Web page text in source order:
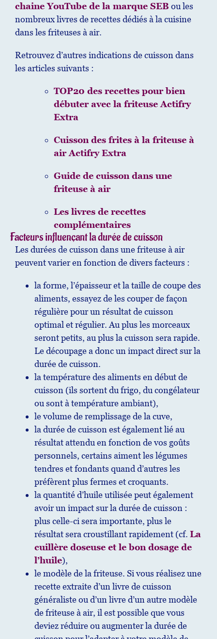
chaine YouTube de la marque SEB ou les
nombreux livres de recettes dédiés à la cuisine
dans les friteuses à air.
Retrouvez d’autres indications de cuisson dans
les articles suivants :
TOP20 des recettes pour bien
débuter avec la friteuse Actifry
Extra
Cuisson des frites à la friteuse à
air Actifry Extra
Guide de cuisson dans une
friteuse à air
Les livres de recettes
complémentaires
Facteurs influençant la durée de cuisson
Les durées de cuisson dans une friteuse à air
peuvent varier en fonction de divers facteurs :
la forme, l’épaisseur et la taille de coupe des
aliments, essayez de les couper de façon
régulière pour un résultat de cuisson
optimal et régulier. Au plus les morceaux
seront petits, au plus la cuisson sera rapide.
Le découpage a donc un impact direct sur la
durée de cuisson.
la température des aliments en début de
cuisson (ils sortent du frigo, du congélateur
ou sont à température ambiant),
le volume de remplissage de la cuve,
la durée de cuisson est également lié au
résultat attendu en fonction de vos goûts
personnels, certains aiment les légumes
tendres et fondants quand d’autres les
préfèrent plus fermes et croquants.
la quantité d’huile utilisée peut également
avoir un impact sur la durée de cuisson :
plus celle-ci sera importante, plus le
résultat sera croustillant rapidement (cf.La
cuillère doseuse et le bon dosage de
l’huile),
le modèle de la friteuse. Si vous réalisez une
recette extraite d’un livre de cuisson
généraliste ou d’un livre d’un autre modèle
de friteuse à air, il est possible que vous
deviez réduire ou augmenter la durée de